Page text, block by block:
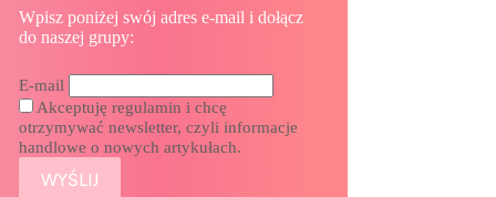
Wpisz poniżej swój adres e-mail i dołącz
do naszej grupy:
E-mail
Akceptuję regulamin i chcę
otrzymywać newsletter, czyli informacje
handlowe o nowych artykułach.